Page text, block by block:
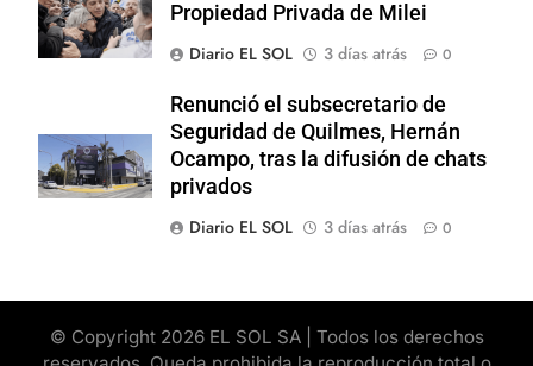
Propiedad Privada de Milei
Diario EL SOL
3 días atrás 0
Renunció el subsecretario de
Seguridad de Quilmes, Hernán
Ocampo, tras la difusión de chats
privados
Diario EL SOL
3 días atrás 0
© Copyright 2026 EL SOL SA | Todos los derechos